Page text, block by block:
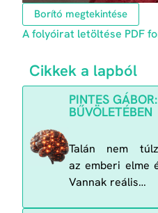
Borító megtekintése
A folyóirat letöltése PDF
Cikkek a lapból
PINTES
BŰVÖLETÉBEN
Talán nem
az emberi elme
Vannak reális…